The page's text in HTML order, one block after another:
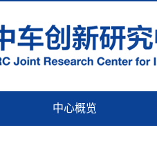
中心概览